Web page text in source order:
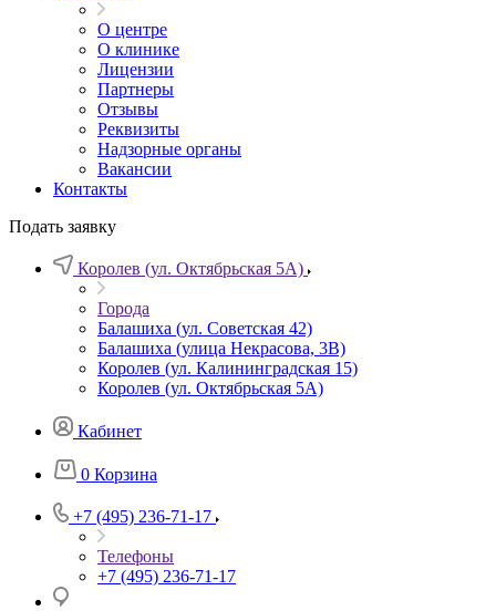
О центре
О клинике
Лицензии
Партнеры
Отзывы
Реквизиты
Надзорные органы
Вакансии
Контакты
Подать заявку
Королев (ул. Октябрьская 5А)
Города
Балашиха (ул. Советская 42)
Балашиха (улица Некрасова, 3В)
Королев (ул. Калининградская 15)
Королев (ул. Октябрьская 5А)
Кабинет
0 Корзина
+7 (495) 236-71-17
Телефоны
+7 (495) 236-71-17